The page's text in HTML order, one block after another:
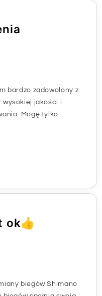
bardzo zadowolony z
wysokiej jakości i
Mogę tylko
ok👍
biegów Shimano